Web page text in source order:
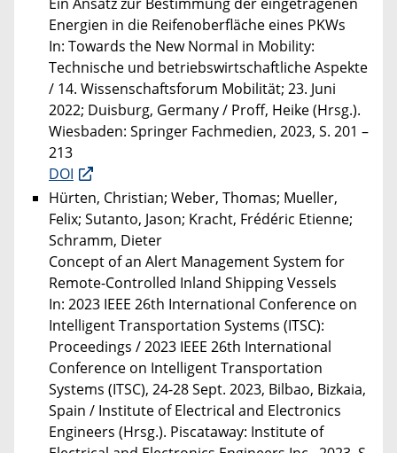
Energien in die Reifenoberfläche eines PKWs
In: Towards the New Normal in Mobility:
Technische und betriebswirtschaftliche Aspekte
/ 14. Wissenschaftsforum Mobilität; 23. Juni
2022; Duisburg, Germany / Proff, Heike (Hrsg.).
Wiesbaden: Springer Fachmedien, 2023, S. 201 –
213
DOI
Hürten, Christian; Weber, Thomas; Mueller,
Felix; Sutanto, Jason; Kracht, Frédéric Etienne;
Schramm, Dieter
Concept of an Alert Management System for
Remote-Controlled Inland Shipping Vessels
In: 2023 IEEE 26th International Conference on
Intelligent Transportation Systems (ITSC):
Proceedings / 2023 IEEE 26th International
Conference on Intelligent Transportation
Systems (ITSC), 24-28 Sept. 2023, Bilbao, Bizkaia,
Spain / Institute of Electrical and Electronics
Engineers (Hrsg.). Piscataway: Institute of